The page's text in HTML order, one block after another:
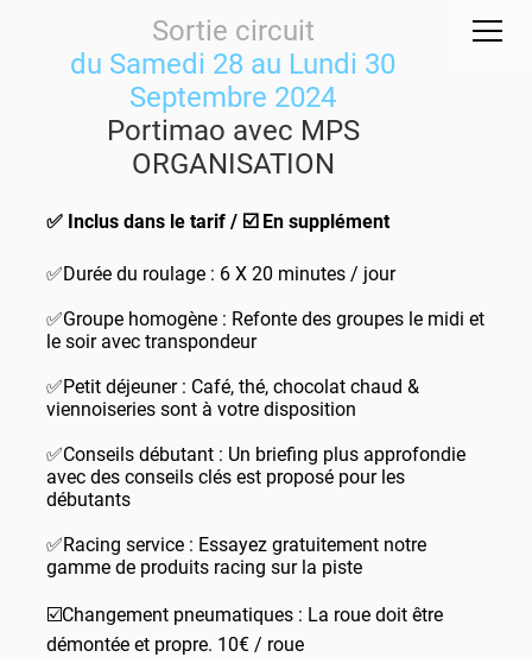
Sortie circuit
du Samedi 28 au Lundi 30
Septembre 2024
Portimao avec MPS
ORGANISATION
✅ Inclus dans le tarif / ☑️ En supplément
✅Durée du roulage : 6 X 20 minutes / jour
✅Groupe homogène : Refonte des groupes le midi et
le soir avec transpondeur
✅Petit déjeuner : Café, thé, chocolat chaud &
viennoiseries sont à votre disposition
✅Conseils débutant : Un briefing plus approfondie
avec des conseils clés est proposé pour les
débutants
✅Racing service : Essayez gratuitement notre
gamme de produits racing sur la piste
☑️Changement pneumatiques : La roue doit être
démontée et propre. 10€ / roue